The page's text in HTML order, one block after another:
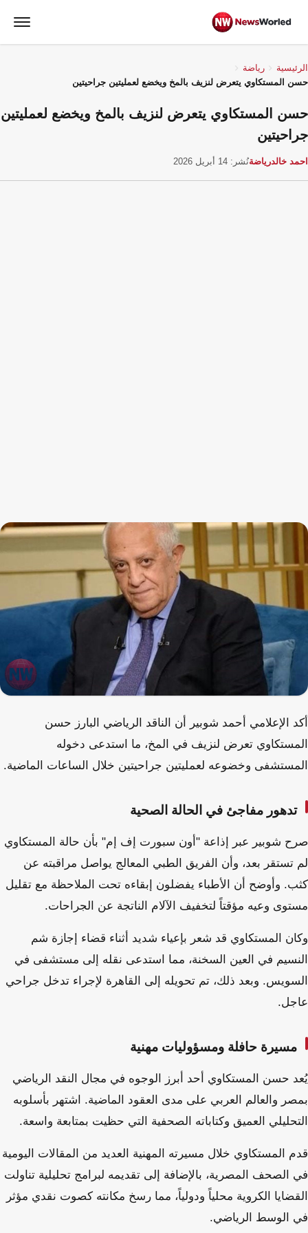
الرئيسية
رياضة
حسن المستكاوي يتعرض لنزيف بالمخ ويخضع لعمليتين جراحيتين
حسن المستكاوي يتعرض لنزيف بالمخ ويخضع لعمليتين
جراحيتين
احمد خالدرياضةنُشر: 14 أبريل 2026
أكد الإعلامي أحمد شوبير أن الناقد الرياضي البارز حسن
المستكاوي تعرض لنزيف في المخ، ما استدعى دخوله
المستشفى وخضوعه لعمليتين جراحيتين خلال الساعات الماضية.
تدهور مفاجئ في الحالة الصحية
صرح شوبير عبر إذاعة "أون سبورت إف إم" بأن حالة المستكاوي
لم تستقر بعد، وأن الفريق الطبي المعالج يواصل مراقبته عن
كثب. وأوضح أن الأطباء يفضلون إبقاءه تحت الملاحظة مع تقليل
مستوى وعيه مؤقتاً لتخفيف الآلام الناتجة عن الجراحات.
وكان المستكاوي قد شعر بإعياء شديد أثناء قضاء إجازة شم
النسيم في العين السخنة، مما استدعى نقله إلى مستشفى في
السويس. وبعد ذلك، تم تحويله إلى القاهرة لإجراء تدخل جراحي
عاجل.
مسيرة حافلة ومسؤوليات مهنية
يُعد حسن المستكاوي أحد أبرز الوجوه في مجال النقد الرياضي
بمصر والعالم العربي على مدى العقود الماضية. اشتهر بأسلوبه
التحليلي العميق وكتاباته الصحفية التي حظيت بمتابعة واسعة.
قدم المستكاوي خلال مسيرته المهنية العديد من المقالات اليومية
في الصحف المصرية، بالإضافة إلى تقديمه لبرامج تحليلية تناولت
القضايا الكروية محلياً ودولياً، مما رسخ مكانته كصوت نقدي مؤثر
في الوسط الرياضي.